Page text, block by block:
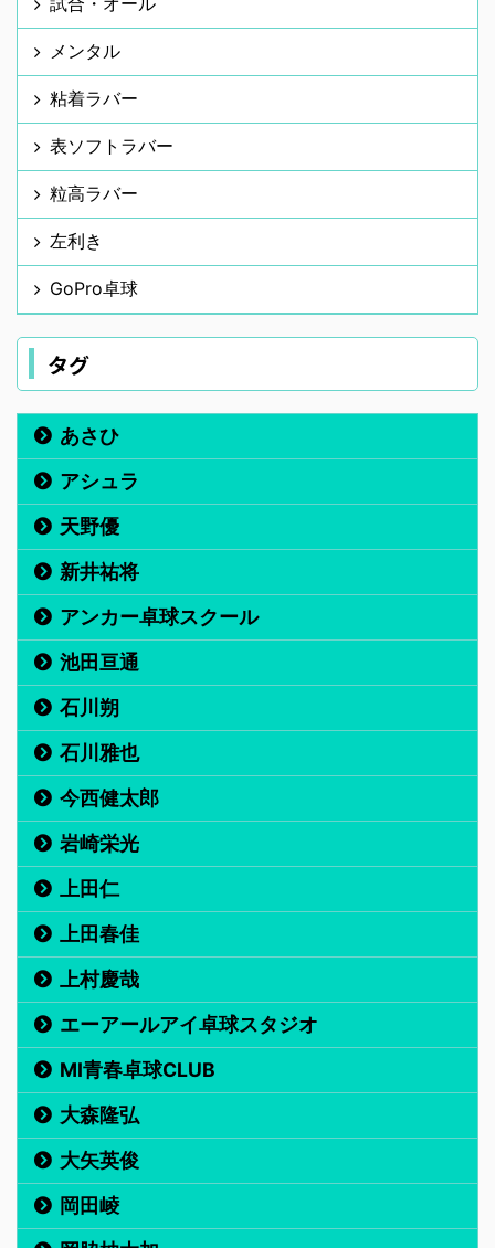
メンタル
粘着ラバー
表ソフトラバー
粒高ラバー
左利き
GoPro卓球
タグ
あさひ
アシュラ
天野優
新井祐将
アンカー卓球スクール
池田亘通
石川朔
石川雅也
今西健太郎
岩崎栄光
上田仁
上田春佳
上村慶哉
エーアールアイ卓球スタジオ
MI青春卓球CLUB
大森隆弘
大矢英俊
岡田崚